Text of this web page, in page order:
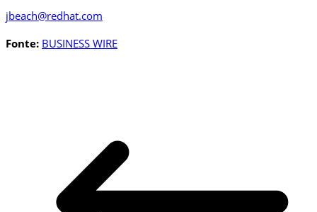
jbeach@redhat.com
Fonte: BUSINESS WIRE